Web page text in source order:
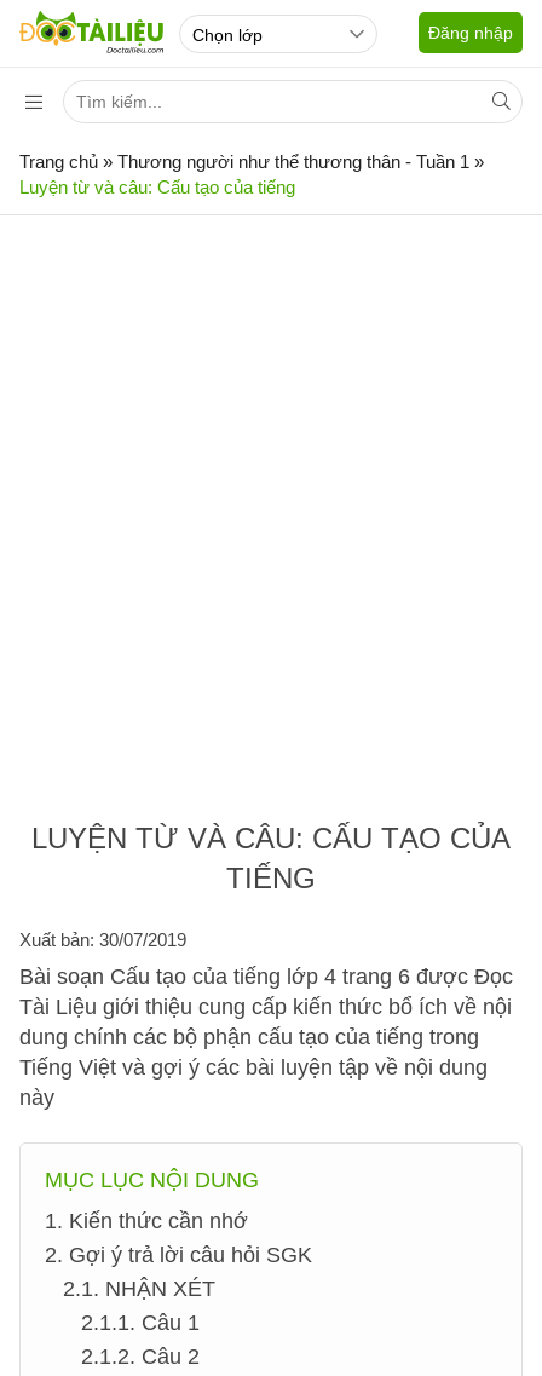
Đăng nhập
Trang chủ » Thương người như thể thương thân - Tuần 1 »
Luyện từ và câu: Cấu tạo của tiếng
LUYỆN TỪ VÀ CÂU: CẤU TẠO CỦA
TIẾNG
Xuất bản: 30/07/2019
Bài soạn Cấu tạo của tiếng lớp 4 trang 6 được Đọc
Tài Liệu giới thiệu cung cấp kiến thức bổ ích về nội
dung chính các bộ phận cấu tạo của tiếng trong
Tiếng Việt và gợi ý các bài luyện tập về nội dung
này
MỤC LỤC NỘI DUNG
1. Kiến thức cần nhớ
2. Gợi ý trả lời câu hỏi SGK
2.1. NHẬN XÉT
2.1.1. Câu 1
2.1.2. Câu 2